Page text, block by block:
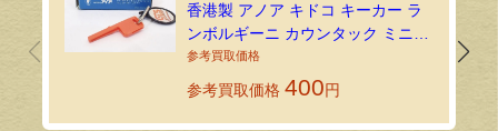
香港製 アノア キドコ キーカー ラ
ンボルギーニ カウンタック ミニカ
ーを宅配買取にてお送りいただき
ました！
参考買取価格 400円